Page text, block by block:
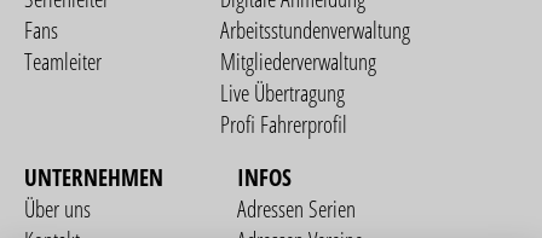
Fans
Teamleiter
Arbeitsstundenverwaltung
Mitgliederverwaltung
Live Übertragung
Profi Fahrerprofil
UNTERNEHMEN
Über uns
INFOS
Adressen Serien